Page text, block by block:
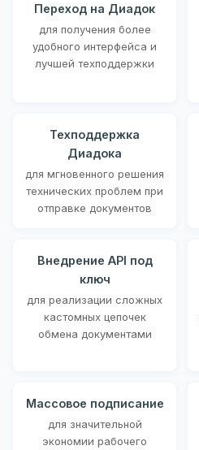
Переход на Диадок
для получения более
удобного интерфейса и
лучшей техподдержки
Техподдержка
Диадока
для мгновенного решения
технических проблем при
отправке документов
Внедрение API под
ключ
для реализации сложных
кастомных цепочек
обмена документами
Массовое подписание
для значительной
экономии рабочего